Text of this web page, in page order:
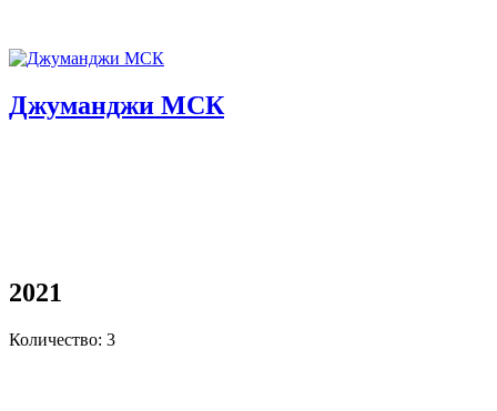
Джуманджи МСК
2021
Количество: 3